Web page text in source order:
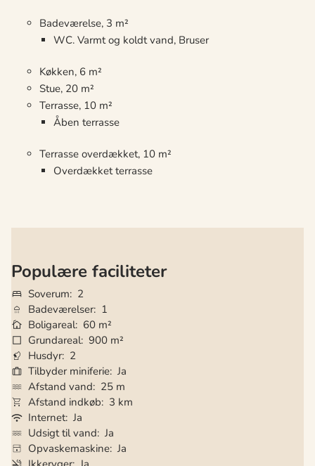
Badeværelse, 3 m²
WC. Varmt og koldt vand, Bruser
Køkken, 6 m²
Stue, 20 m²
Terrasse, 10 m²
Åben terrasse
Terrasse overdækket, 10 m²
Overdækket terrasse
Populære faciliteter
Soverum
2
Badeværelser 1
Boligareal 60 m²
Grundareal 900 m²
Husdyr 2
Tilbyder miniferie Ja
Afstand vand
25 m
Afstand indkøb
3 km
Internet Ja
Udsigt til vand Ja
Opvaskemaskine Ja